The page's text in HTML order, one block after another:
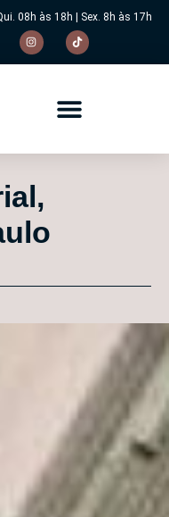
08h às 18h | Sex. 8h às 17h